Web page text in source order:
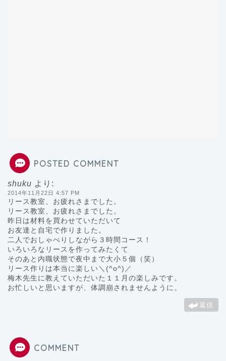
POSTED COMMENT
shuku より:
2014年11月22日 4:57 PM
リース教室、お疲れさまでした。
リース教室、お疲れさまでした。
昨日は材料を買わせていただいて
お友達と自宅で作りました。
二人でおしゃべりしながら３時間コース！
いろいろなリースを作ってみたくて
そのあと内職状態で夜中まで大小５個（笑）
リース作りは本当に楽しい＼(^o^)／
梅木先生に教えていただいた１１月の楽しみです。
お忙しいと思いますが、体調崩されませんように。
返信
COMMENT